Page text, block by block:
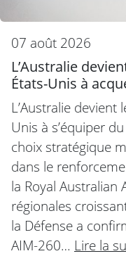
07 août 2026
L’Australie
États-Unis à
L’Australie
Unis à s’équiper
choix stratégique
dans le
la Royal Australian
régionales
la Défense a
AIM-260… Lire la